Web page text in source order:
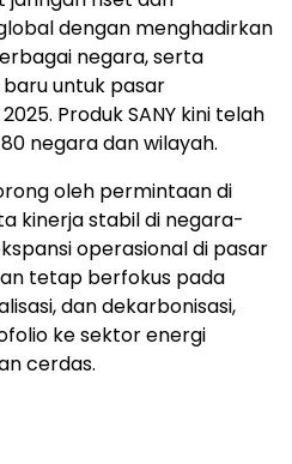
dengan menghadirkan
negara, serta
untuk pasar
Produk SANY kini telah
negara dan wilayah.
oleh permintaan di
kinerja stabil di negara-
operasional di pasar
tetap berfokus pada
dan dekarbonisasi,
ke sektor energi
cerdas.